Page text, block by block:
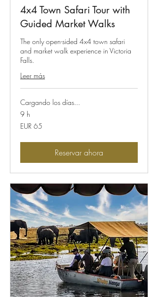
4x4 Town Safari Tour with
Guided Market Walks
The only open-sided 4x4 town safari
and market walk experience in Victoria
Falls.
Leer más
Cargando los días...
9 h
65
euros
EUR 65
Reservar ahora